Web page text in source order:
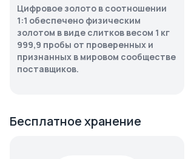
Цифровое золото в соотношении
1:1 обеспечено физическим
золотом в виде слитков весом 1 кг
999,9 пробы от проверенных и
признанных в мировом сообществе
поставщиков.
Бесплатное хранение